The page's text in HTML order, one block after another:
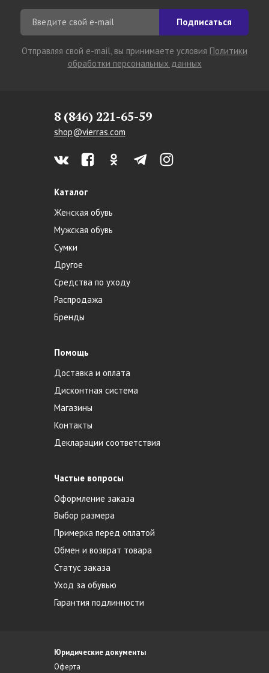
Подписаться
Отправляя свой e-mail, вы принимаете условия Политики
обработки персональных данных
8 (846) 221-65-59
shop@vierras.com
Каталог
Женская обувь
Мужская обувь
Сумки
Другое
Средства по уходу
Распродажа
Бренды
Помощь
Доставка и оплата
Дисконтная система
Магазины
Контакты
Декларации соответствия
Частые вопросы
Оформление заказа
Выбор размера
Примерка перед оплатой
Обмен и возврат товара
Статус заказа
Уход за обувью
Гарантия подлинности
Юридические документы
Оферта